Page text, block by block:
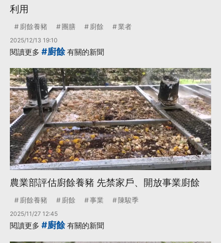
利用
廚餘養豬 團膳 廚餘 業者
2025/12/13 19:10
閱讀更多 #廚餘有關的新聞
農業部評估廚餘養豬 先禁家戶、開放事業廚餘
廚餘養豬 廚餘 事業 陳駿季
2025/11/27 12:45
閱讀更多 #廚餘有關的新聞